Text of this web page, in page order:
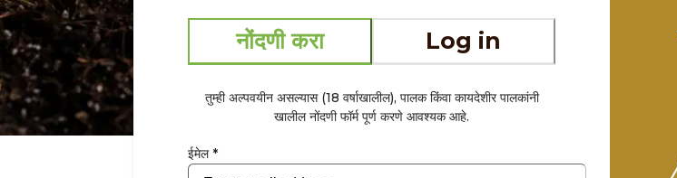
नोंदणी करा Log in
तुम्ही अल्पवयीन असल्यास (18 वर्षाखालील), पालक किंवा कायदेशीर पालकांनी
खालील नोंदणी फॉर्म पूर्ण करणे आवश्यक आहे.
ईमेल *